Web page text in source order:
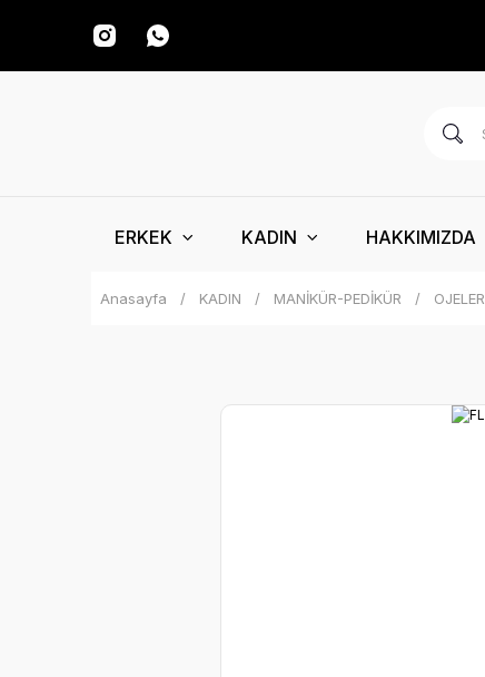
ERKEK KADIN HAKKIMIZDA
Anasayfa KADIN MANİKÜR-PEDİKÜR OJELER